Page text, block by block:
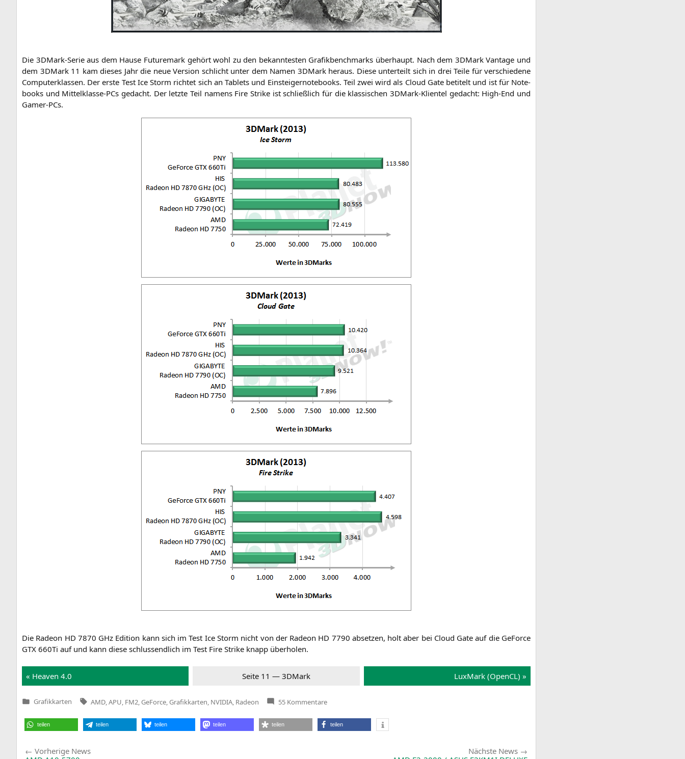
Die 3DMark-Serie aus dem Hau­se Future­mark gehört wohl zu den bekann­tes­ten Gra­fik­bench­marks über­haupt. Nach dem 3DMark Van­ta­ge und
dem 3DMark 11 kam die­ses Jahr die neue Ver­si­on schlicht unter dem Namen 3DMark her­aus. Die­se unter­teilt sich in drei Tei­le für ver­schie­de­ne
Com­pu­ter­klas­sen. Der ers­te Test Ice Storm rich­tet sich an Tablets und Ein­stei­ger­note­books. Teil zwei wird als Cloud Gate beti­telt und ist für Note­
books und Mit­tel­klas­se-PCs gedacht. Der letz­te Teil namens Fire Strike ist schließ­lich für die klas­si­schen 3DMark-Kli­en­tel gedacht: High-End und
Gamer-PCs.
Die Rade­on HD 7870 GHz Edi­ti­on kann sich im Test Ice Storm nicht von der Rade­on HD 7790 abset­zen, holt aber bei Cloud Gate auf die GeForce
GTX 660Ti auf und kann die­se schluss­end­lich im Test Fire Strike knapp überholen.
« Hea­ven 4.0 Sei­te 11 — 3DMark Lux­Mark (Open­CL) »
Veröffentlicht
Grafikkarten Tags:
AMD APU FM2 GeForce Grafikkarten NVIDIA Radeon 55 Kommentarezu
Trinity
Spieleplattform
—
teilen teilen teilen teilen teilen teilen
Beitragsnavigation
Vorherige NewsVorherige
Nächste News